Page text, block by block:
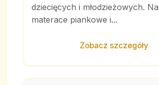
dziecięcych i młodzieżowych.
materace piankowe i...
Zobacz szczegóły